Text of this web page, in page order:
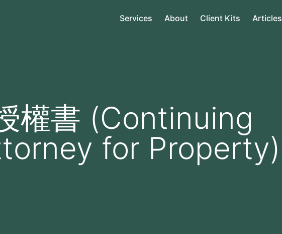
Services About Client Kits Articles
權書 (Continuing
for Property)